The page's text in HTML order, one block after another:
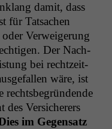
damit, dass
für Tat­sachen
Ver­weigerung
Der Nach­
bei rechtzeit­
wäre, ist
rechts­be­grün­dende
des Ver­sicher­ers
im Gegen­satz